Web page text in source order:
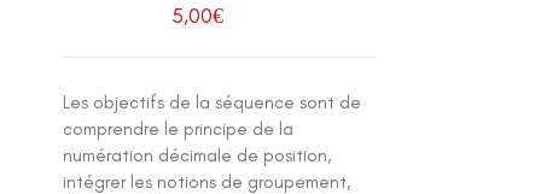
5,00€
Les objectifs de la séquence sont de
comprendre le principe de la
numération décimale de position,
intégrer les notions de groupement,